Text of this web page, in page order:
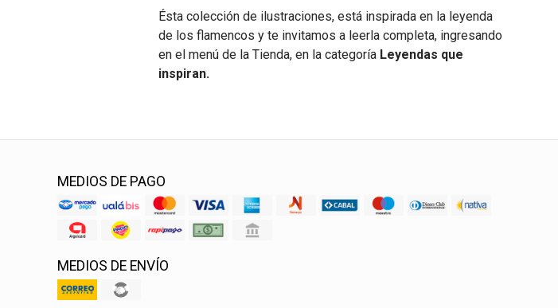
Ésta colección de ilustraciones, está inspirada en la leyenda
de los flamencos y te invitamos a leerla completa, ingresando
en el menú de la Tienda, en la categoría Leyendas que
inspiran.
MEDIOS DE PAGO
MEDIOS DE ENVÍO